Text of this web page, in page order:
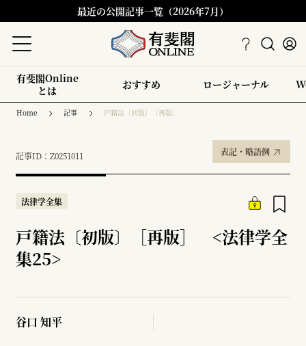
最近の公開記事一覧（2026年7月）
有斐閣Online
とは
おすすめ ロージャーナル
Home 記事 戸籍法〔初版〕［再版］
記事ID：Z0251011 表記・略語例
法律学全集
戸籍法〔初版〕［再版］ <法律学全
集25>
谷口 知平